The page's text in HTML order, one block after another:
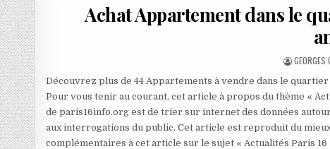
Achat Appartement dans le
AUTHOR:
GEORGES
Découvrez plus de 44 Appartements à vendre dans le
Pour vous tenir au courant, cet article à propos du thème «
de paris16info.org est de trier sur internet des données
aux interrogations du public. Cet article est reproduit du
complémentaires à cet article sur le sujet « Actualités Paris